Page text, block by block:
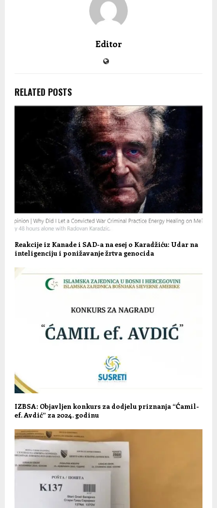
Editor
RELATED POSTS
Reakcije iz Kanade i SAD-a na esej o Karadžiću: Udar na
inteligenciju i ponižavanje žrtva genocida
IZBSA: Objavljen konkurs za dodjelu priznanja “Ćamil-
ef. Avdić” za 2024. godinu